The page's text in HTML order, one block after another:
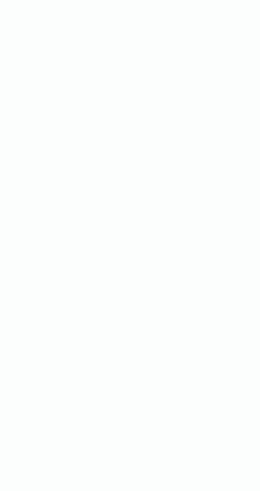
aftale
behandling